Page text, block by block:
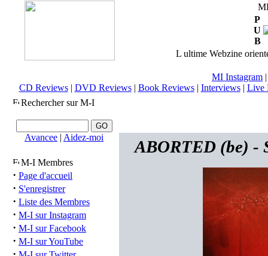
P
U
B
L ultime Webzine
MI Instagram
CD Reviews| DVD Reviews| Book Reviews| Interviews| Live
Rechercher sur M-I
Avancee | Aidez-moi
M-I Membres
· Page d'accueil
· S'enregistrer
· Liste des Membres
· M-I sur Instagram
· M-I sur Facebook
· M-I sur YouTube
ABORTED (be) -